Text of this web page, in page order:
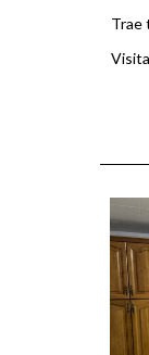
Trae